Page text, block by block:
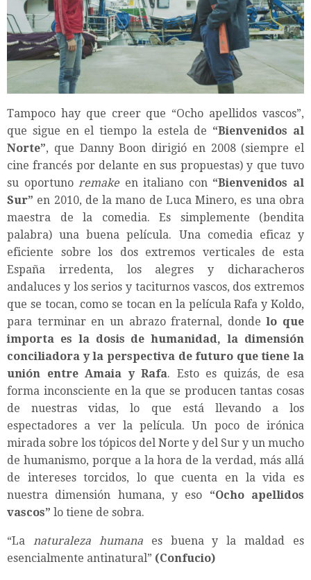
Tampoco hay que creer que “Ocho apellidos vascos”,
que sigue en el tiempo la estela de “Bienvenidos al
Norte”, que Danny Boon dirigió en 2008 (siempre el
cine francés por delante en sus propuestas) y que tuvo
su oportunoremakeen italiano con “Bienvenidos al
Sur” en 2010, de la mano de Luca Minero, es una obra
maestra de la comedia. Es simplemente (bendita
palabra) una buena película. Una comedia eficaz y
eficiente sobre los dos extremos verticales de esta
España irredenta, los alegres y dicharacheros
andaluces y los serios y taciturnos vascos, dos extremos
que se tocan, como se tocan en la película Rafa y Koldo,
para terminar en un abrazo fraternal, dondelo que
importa es la dosis de humanidad, la dimensión
conciliadora y la perspectiva de futuro que tiene la
unión entre Amaia y Rafa. Esto es quizás, de esa
forma inconsciente en la que se producen tantas cosas
de nuestras vidas, lo que está llevando a los
espectadores a ver la película. Un poco de irónica
mirada sobre los tópicos del Norte y del Sur y un mucho
de humanismo, porque a la hora de la verdad, más allá
de intereses torcidos, lo que cuenta en la vida es
nuestra dimensión humana, y eso “Ocho apellidos
vascos” lo tiene de sobra.
“La naturaleza humanaes buena y la maldad es
esencialmente antinatural” (Confucio)